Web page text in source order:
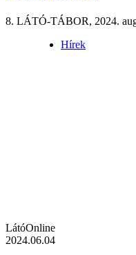
8. LÁTÓ-TÁBOR, 2024.
Hírek
LátóOnline
2024.06.04